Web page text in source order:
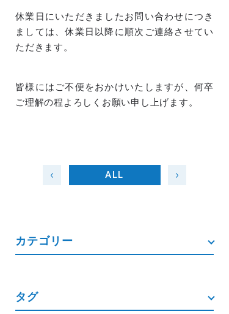
休業日にいただきましたお問い合わせにつき
ましては、休業日以降に順次ご連絡させてい
ただきます。
皆様にはご不便をおかけいたしますが、何卒
ご理解の程よろしくお願い申し上げます。
ALL
カテゴリー
タグ